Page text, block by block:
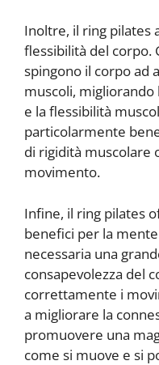
Inoltre, il ring pilates
flessibilità del corpo.
spingono il corpo ad
muscoli,
e la flessibilità
particolarmente
di rigidità muscolare
movimento.
Infine, il ring pilates
benefici per la
necessaria una
consapevolezza del
correttamente i
a migliorare la
promuovere una
come si muove e si